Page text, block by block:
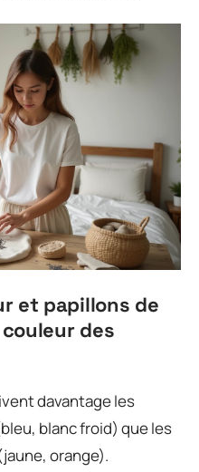
et papillons de
des
davantage les
blanc froid) que les
orange).